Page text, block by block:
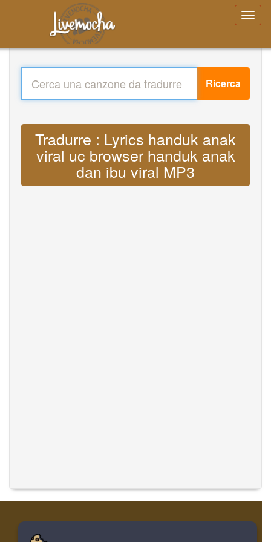
Ricerca
Tradurre : Lyrics handuk anak
viral uc browser handuk anak
dan ibu viral MP3